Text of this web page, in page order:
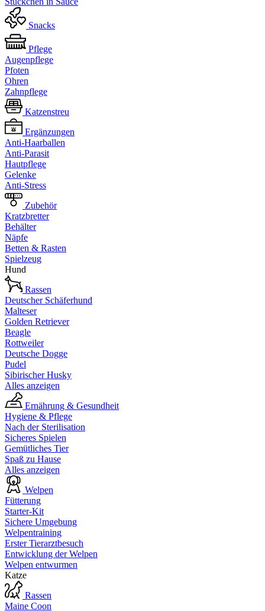
Snacks
Pflege
Augenpflege
Pfoten
Ohren
Zahnpflege
Katzenstreu
Ergänzungen
Anti-Haarballen
Anti-Parasit
Hautpflege
Gelenke
Anti-Stress
Zubehör
Kratzbretter
Behälter
Näpfe
Betten & Rasten
Spielzeug
Hund
Rassen
Deutscher Schäferhund
Malteser
Golden Retriever
Beagle
Rottweiler
Deutsche Dogge
Pudel
Sibirischer Husky
Alles anzeigen
Ernährung & Gesundheit
Hygiene & Pflege
Nach der Sterilisation
Sicheres Spielen
Gemütliches Tier
Spaß zu Hause
Alles anzeigen
Welpen
Fütterung
Starter-Kit
Sichere Umgebung
Welpentraining
Erster Tierarztbesuch
Entwicklung der Welpen
Welpen entwurmen
Katze
Rassen
Maine Coon